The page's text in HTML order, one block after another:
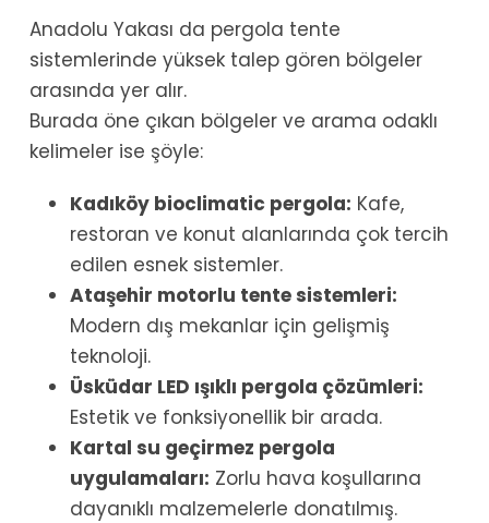
Anadolu Yakası da pergola tente
sistemlerinde yüksek talep gören bölgeler
arasında yer alır.
Burada öne çıkan bölgeler ve arama odaklı
kelimeler ise şöyle:
Kadıköy bioclimatic pergola: Kafe,
restoran ve konut alanlarında çok tercih
edilen esnek sistemler.
Ataşehir motorlu tente sistemleri:
Modern dış mekanlar için gelişmiş
teknoloji.
Üsküdar LED ışıklı pergola çözümleri:
Estetik ve fonksiyonellik bir arada.
Kartal su geçirmez pergola
uygulamaları: Zorlu hava koşullarına
dayanıklı malzemelerle donatılmış.